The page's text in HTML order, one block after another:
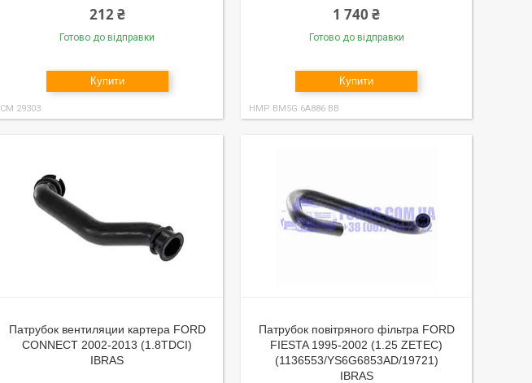
212 ₴
Готово до відправки
Купити
CM 29303
1 740 ₴
Готово до відправки
Купити
HMP BM5G 6A886 BB
Патрубок вентиляции картера FORD
CONNECT 2002-2013 (1.8TDCI)
IBRAS
Патрубок повітряного фільтра FORD
FIESTA 1995-2002 (1.25 ZETEC)
(1136553/YS6G6853AD/19721)
IBRAS